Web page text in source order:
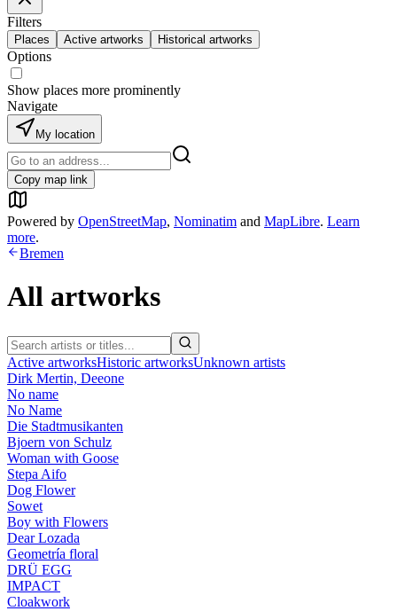
Filters
Places Active artworks Historical artworks
Options
Show places more prominently
Navigate
My location
Copy map link
Powered by OpenStreetMap, Nominatim and MapLibre. Learn
more.
Bremen
All artworks
Active artworksHistoric artworksUnknown artists
Dirk Mertin, Deeone
No name
No Name
Die Stadtmusikanten
Bjoern von Schulz
Woman with Goose
Stepa Aifo
Dog Flower
Sowet
Boy with Flowers
Dear Lozada
Geometría floral
DRÜ EGG
IMPACT
Cloakwork